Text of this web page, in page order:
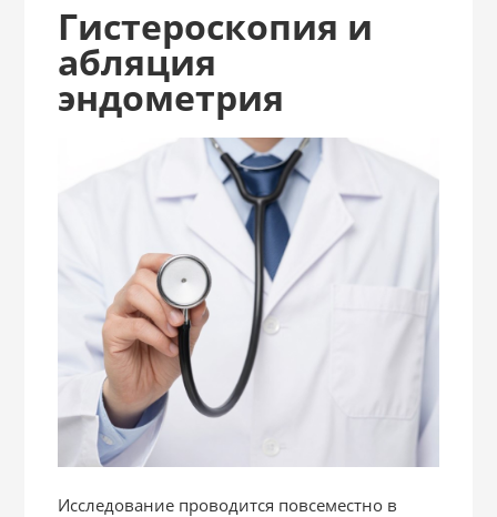
Гистероскопия и
абляция
эндометрия
Исследование проводится повсеместно в